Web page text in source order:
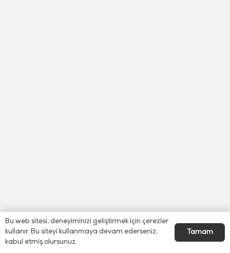
Bu web sitesi, deneyiminizi geliştirmek için çerezler
kullanır. Bu siteyi kullanmaya devam ederseniz,
kabul etmiş olursunuz.
Tamam